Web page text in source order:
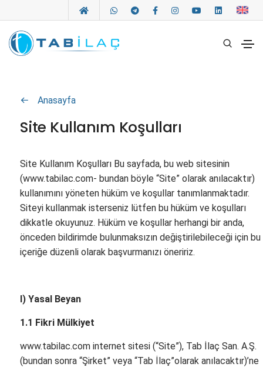
Anasayfa
Site Kullanım Koşulları
Site Kullanım Koşulları Bu sayfada, bu web sitesinin
(www.tabilac.com- bundan böyle “Site” olarak anılacaktır)
kullanımını yöneten hüküm ve koşullar tanımlanmaktadır.
Siteyi kullanmak isterseniz lütfen bu hüküm ve koşulları
dikkatle okuyunuz. Hüküm ve koşullar herhangi bir anda,
önceden bildirimde bulunmaksızın değiştirilebileceği için bu
içeriğe düzenli olarak başvurmanızı öneririz.
I) Yasal Beyan
1.1 Fikri Mülkiyet
www.tabilac.com internet sitesi (“Site”), Tab İlaç San. A.Ş.
(bundan sonra “Şirket” veya “Tab İlaç”olarak anılacaktır)’ne